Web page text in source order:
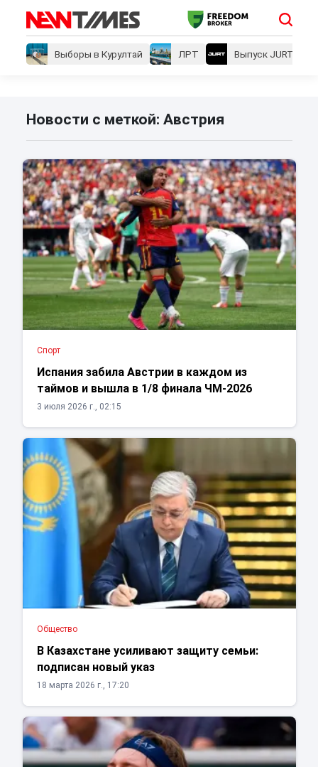
Выборы в Курултай ЛРТ Выпуск JURT
Новости с меткой: Австрия
Спорт
Испания забила Австрии в каждом из
таймов и вышла в 1/8 финала ЧМ-2026
3 июля 2026 г., 02:15
Общество
В Казахстане усиливают защиту семьи:
подписан новый указ
18 марта 2026 г., 17:20